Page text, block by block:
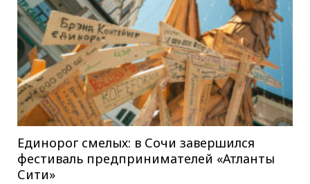
Единорог смелых: в Сочи завершился
фестиваль предпринимателей «Атланты
Сити»